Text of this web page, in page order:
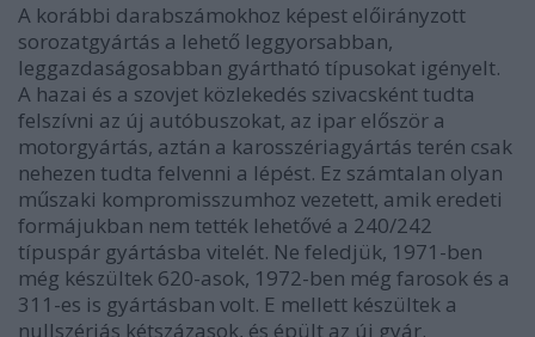
A korábbi darabszámokhoz képest előirányzott
sorozatgyártás a lehető leggyorsabban,
leggazdaságosabban gyártható típusokat igényelt.
A hazai és a szovjet közlekedés szivacsként tudta
felszívni az új autóbuszokat, az ipar először a
motorgyártás, aztán a karosszériagyártás terén csak
nehezen tudta felvenni a lépést. Ez számtalan olyan
műszaki kompromisszumhoz vezetett, amik eredeti
formájukban nem tették lehetővé a 240/242
típuspár gyártásba vitelét. Ne feledjük, 1971-ben
még készültek 620-asok, 1972-ben még farosok és a
311-es is gyártásban volt. E mellett készültek a
nullszériás kétszázasok, és épült az új gyár.